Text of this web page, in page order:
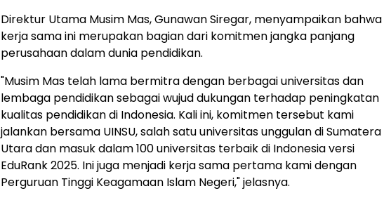
Direktur Utama Musim Mas,Gunawan Siregar, menyampaikan bahwa
kerja sama ini merupakan bagian dari komitmen jangka panjang
perusahaan dalam dunia pendidikan.
"Musim Mas telah lama bermitra dengan berbagai universitas dan
lembaga pendidikan sebagai wujud dukungan terhadap peningkatan
kualitas pendidikan di Indonesia. Kali ini, komitmen tersebut kami
jalankan bersama UINSU, salah satu universitas unggulan di Sumatera
Utara dan masuk dalam 100 universitas terbaik di Indonesiaversi
EduRank 2025. Ini juga menjadi kerja sama pertama kami dengan
Perguruan Tinggi Keagamaan Islam Negeri," jelasnya.